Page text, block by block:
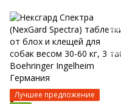
Лучшее предложение